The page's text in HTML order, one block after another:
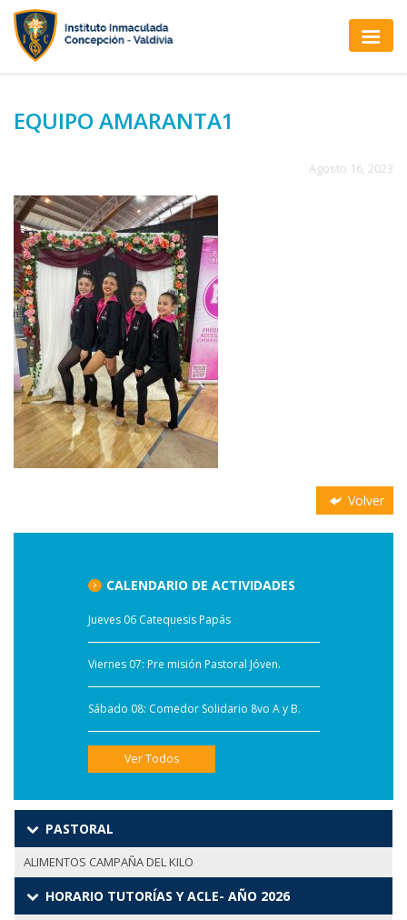
EQUIPO AMARANTA1
Agosto 16, 2023
Volver
CALENDARIO DE ACTIVIDADES
Jueves 06 Catequesis Papás
Viernes 07: Pre misión Pastoral Jóven.
Sábado 08: Comedor Solidario 8vo A y B.
Ver Todos
PASTORAL
ALIMENTOS CAMPAÑA DEL KILO
HORARIO TUTORÍAS Y ACLE- AÑO 2026